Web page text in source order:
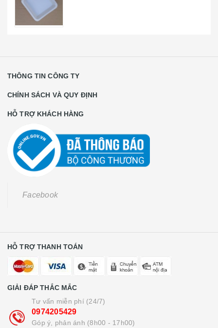
THÔNG TIN CÔNG TY
CHÍNH SÁCH VÀ QUY ĐỊNH
HỖ TRỢ KHÁCH HÀNG
Facebook
HỖ TRỢ THANH TOÁN
GIẢI ĐÁP THẮC MẮC
Tư vấn miễn phí (24/7)
0974205429
Góp ý, phản ánh (8h00 - 17h00)